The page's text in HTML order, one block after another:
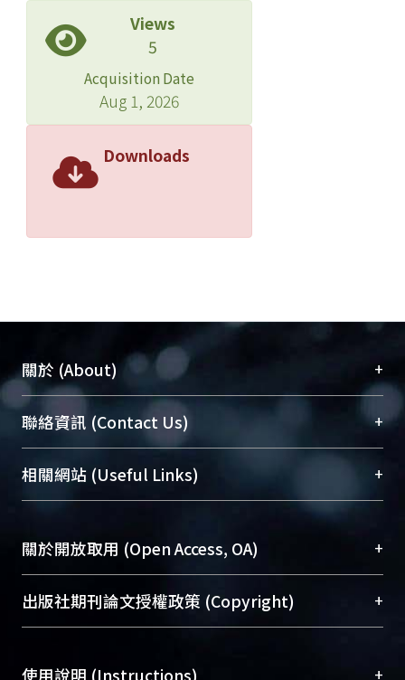
Views
5
Acquisition Date
Aug 1, 2026
Downloads
關於 (About) +
臺大位居世界頂尖大學之列，為永久珍藏及向國際
展現本校豐碩的研究成果及學術能量，圖書館整合
機構典藏（NTUR）與學術庫（AH）不同功能平
台，成為臺大學術典藏NTU scholars。期能整合研
究能量、促進交流合作、保存學術產出、推廣研究
成果。
To permanently archive and promote researcher
profiles and scholarly works, Library integrates the
services of “NTU Repository” with “Academic
聯絡資訊 (Contact Us) +
總館學科館員(Main Library)
醫學圖書館學科館員(Medical Library)
(Social
Sciences Library)
相關網站 (Useful Links) +
關於開放取用 (Open Access, OA) +
開放取用是從使用者角度提升資訊取用性的社會運
動，應用在學術研究上是透過將研究著作公開供使
用逐年攀升。同時可加速研究發展、提升研究影響
出版社期刊論文授權政策 (Copyright) +
使用說明 (Instructions) +